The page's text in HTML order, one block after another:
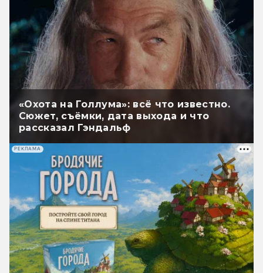
«Охота на Голлума»: всё что известно.
Сюжет, съёмки, дата выхода и что
рассказал Гэндальф
РЕКЛАМА